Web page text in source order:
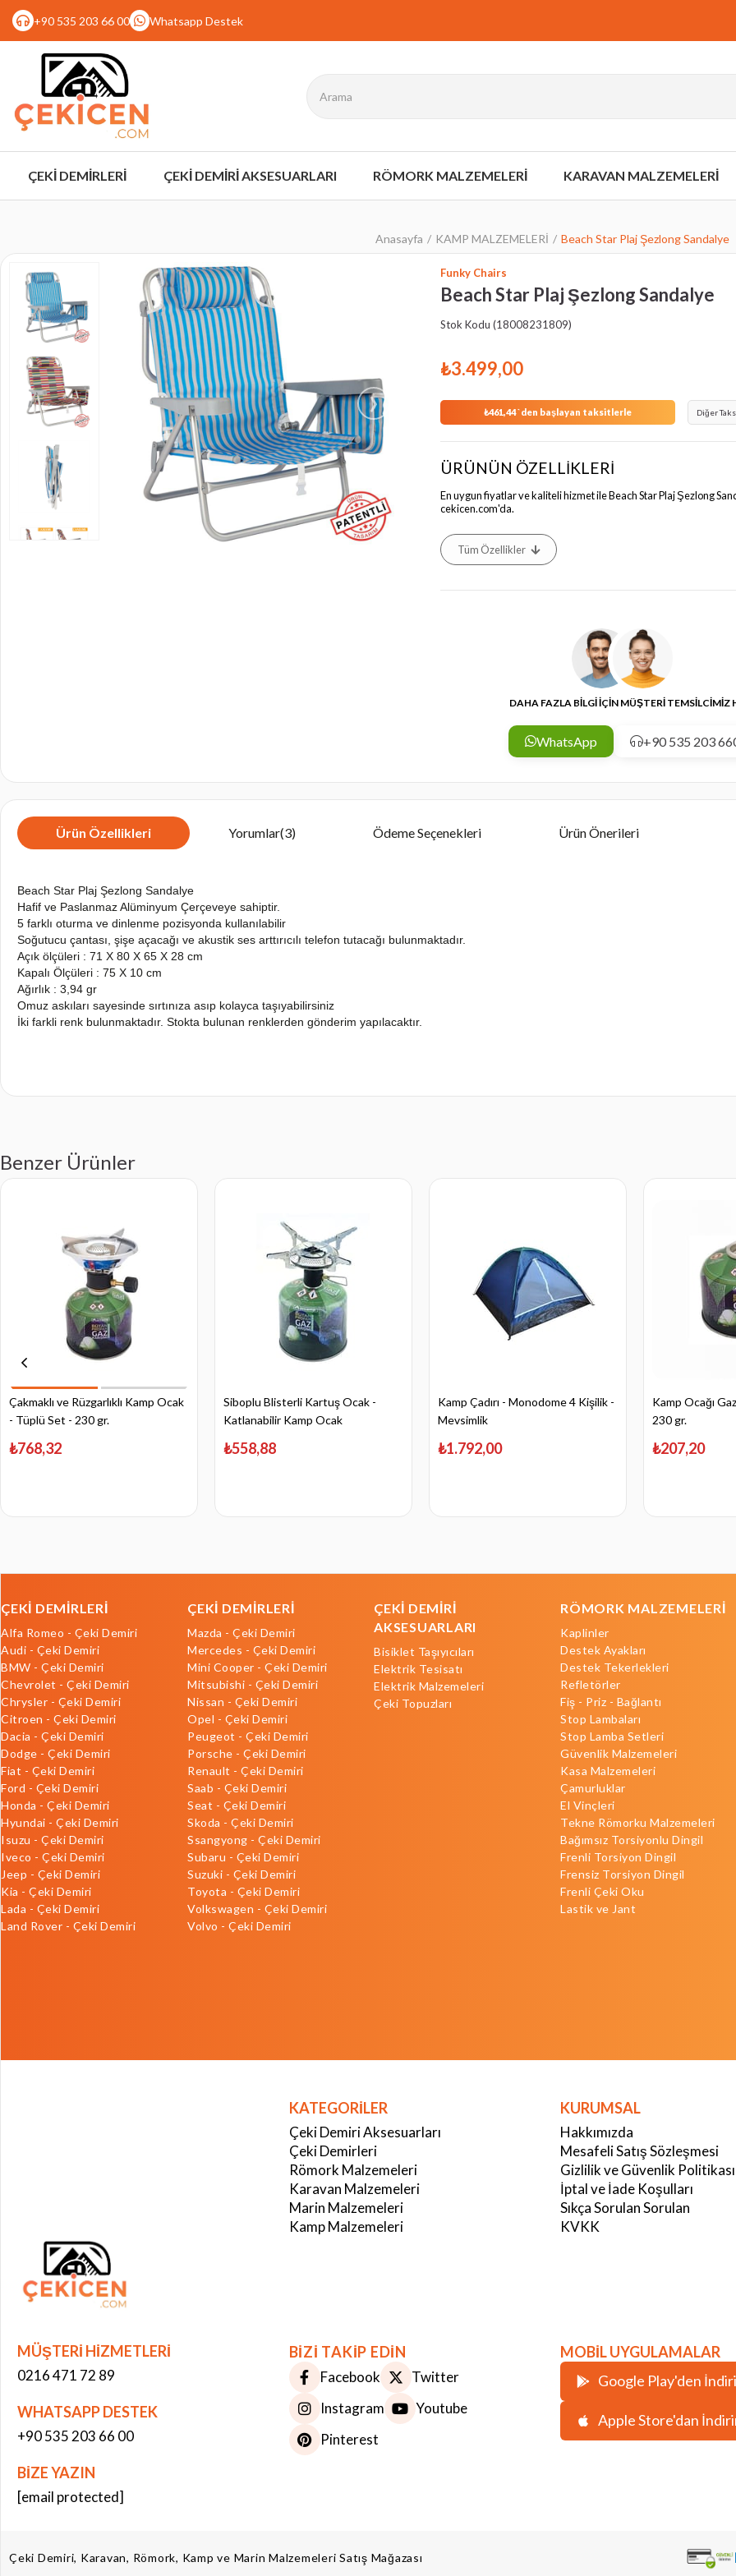
+90 535 203 66 00 Whatsapp Destek
ÇEKİ DEMİRLERİ ÇEKİ DEMİRİ AKSESUARLARI RÖMORK MALZEMELERİ KARAVAN MALZEMELERİ
Anasayfa KAMP MALZEMELERİ Beach Star Plaj Şezlong Sandalye
›
Funky Chairs
Beach Star Plaj Şezlong Sandalye
Stok Kodu (18008231809)
₺3.499,00
₺461,44`den başlayan taksitlerle Diğer
ÜRÜNÜN ÖZELLİKLERİ
En uygun fiyatlar ve kaliteli hizmet ile Beach Star Plaj Şezlong
cekicen.com'da.
Tüm Özellikler
DAHA FAZLA BİLGİ İÇİN MÜŞTERİ TEMSİLCİMİZ
WhatsApp +90 535 203
Ürün Özellikleri Yorumlar(3) Ödeme Seçenekleri Ürün Önerileri
Beach Star Plaj Şezlong Sandalye
Hafif ve Paslanmaz Alüminyum Çerçeveye sahiptir.
5 farklı oturma ve dinlenme pozisyonda kullanılabilir
Soğutucu çantası, şişe açacağı ve akustik ses arttırıcılı telefon tutacağı bulunmaktadır.
Açık ölçüleri : 71 X 80 X 65 X 28 cm
Kapalı Ölçüleri : 75 X 10 cm
Ağırlık : 3,94 gr
Omuz askıları sayesinde sırtınıza asıp kolayca taşıyabilirsiniz
İki farkli renk bulunmaktadır. Stokta bulunan renklerden gönderim yapılacaktır.
Benzer Ürünler
Çakmaklı ve Rüzgarlıklı Kamp Ocak
- Tüplü Set - 230 gr.
₺768,32
Siboplu Blisterli Kartuş Ocak -
Katlanabilir Kamp Ocak
₺558,88
Kamp Çadırı - Monodome 4 Kişilik -
Mevsimlik
₺1.792,00
Kamp Ocağı
230 gr.
₺207,20
ÇEKİ DEMİRLERİ
Alfa Romeo - Çeki Demiri
Audi - Çeki Demiri
BMW - Çeki Demiri
Chevrolet - Çeki Demiri
Chrysler - Çeki Demiri
Citroen - Çeki Demiri
Dacia - Çeki Demiri
Dodge - Çeki Demiri
Fiat - Çeki Demiri
Ford - Çeki Demiri
Honda - Çeki Demiri
Hyundai - Çeki Demiri
Isuzu - Çeki Demiri
Iveco - Çeki Demiri
Jeep - Çeki Demiri
Kia - Çeki Demiri
Lada - Çeki Demiri
Land Rover - Çeki Demiri
ÇEKİ DEMİRLERİ
Mazda - Çeki Demiri
Mercedes - Çeki Demiri
Mini Cooper - Çeki Demiri
Mitsubishi - Çeki Demiri
Nissan - Çeki Demiri
Opel - Çeki Demiri
Peugeot - Çeki Demiri
Porsche - Çeki Demiri
Renault - Çeki Demiri
Saab - Çeki Demiri
Seat - Çeki Demiri
Skoda - Çeki Demiri
Ssangyong - Çeki Demiri
Subaru - Çeki Demiri
Suzuki - Çeki Demiri
Toyota - Çeki Demiri
Volkswagen - Çeki Demiri
Volvo - Çeki Demiri
ÇEKİ DEMİRİ
AKSESUARLARI
Bisiklet Taşıyıcıları
Elektrik Tesisatı
Elektrik Malzemeleri
Çeki Topuzları
RÖMORK MALZEMELERİ
Kaplinler
Destek Ayakları
Destek Tekerlekleri
Refletörler
Fiş - Priz - Bağlantı
Stop Lambaları
Stop Lamba Setleri
Güvenlik Malzemeleri
Kasa Malzemeleri
Çamurluklar
El Vinçleri
Tekne Römorku Malzemeleri
Bağımsız Torsiyonlu Dingil
Frenli Torsiyon Dingil
Frensiz Torsiyon Dingil
Frenli Çeki Oku
Lastik ve Jant
KATEGORİLER
Çeki Demiri Aksesuarları
Çeki Demirleri
Römork Malzemeleri
Karavan Malzemeleri
Marin Malzemeleri
Kamp Malzemeleri
KURUMSAL
Hakkımızda
Mesafeli Satış Sözleşmesi
Gizlilik ve Güvenlik Politikası
İptal ve İade Koşulları
Sıkça Sorulan Sorulan
KVKK
MÜŞTERİ HİZMETLERİ
0216 471 72 89
WHATSAPP DESTEK
+90 535 203 66 00
BİZE YAZIN
[email protected]
BİZİ TAKİP EDİN
Facebook
Twitter
Instagram
Youtube
Pinterest
MOBİL UYGULAMALAR
Google Play'den
Apple Store'dan
Çeki Demiri, Karavan, Römork, Kamp ve Marin Malzemeleri Satış Mağazası
Çerez Kullanımı
Bu web sitesinde çerezler kullanılmaktadır. Site deneyiminizi iyileştirmek ve
Beach Star Plaj Şezlong Sandalye